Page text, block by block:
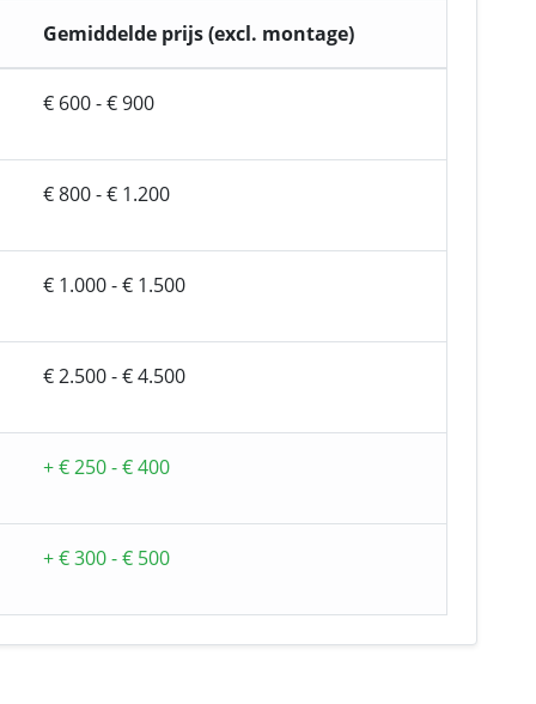
Gemiddelde prijs (excl. montage)
€ 600 - € 900
€ 800 - € 1.200
€ 1.000 - € 1.500
€ 2.500 - € 4.500
+ € 250 - € 400
+ € 300 - € 500